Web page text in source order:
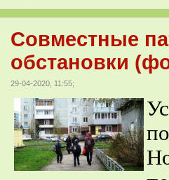
Совместные
обстановки
29-04-2020, 11:55;